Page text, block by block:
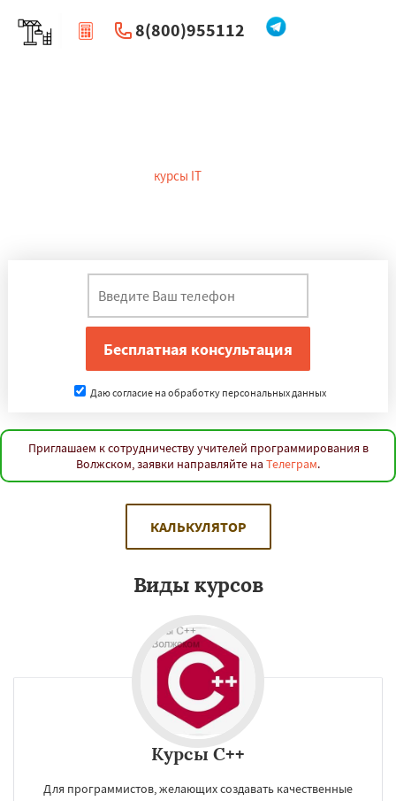
8(800)955112
курсы ITв Волжском – одно из самых
Даю согласие на обработку персональных данных
Приглашаем к сотрудничеству учителей программирования в
Волжском, заявки направляйте на Телеграм.
КАЛЬКУЛЯТОР
Виды курсов
Курсы C++
Для программистов, желающих создавать качественные